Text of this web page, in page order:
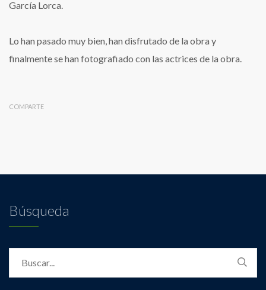
García Lorca.
Lo han pasado muy bien, han disfrutado de la obra y
finalmente se han fotografiado con las actrices de la obra.
COMPARTE
Búsqueda